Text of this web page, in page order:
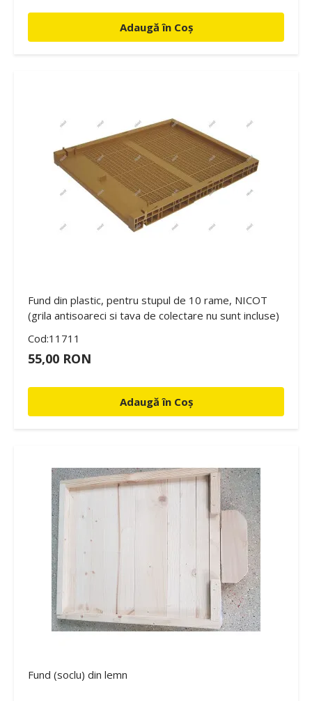
Adaugă în Coș
Fund din plastic, pentru stupul de 10 rame, NICOT
(grila antisoareci si tava de colectare nu sunt incluse)
Cod:11711
55,00 RON
Adaugă în Coș
Fund (soclu) din lemn